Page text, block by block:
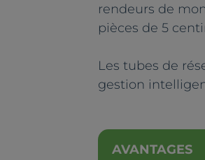
rendeurs de
pièces de 5
Les tubes de
gestion
AVANTAGES